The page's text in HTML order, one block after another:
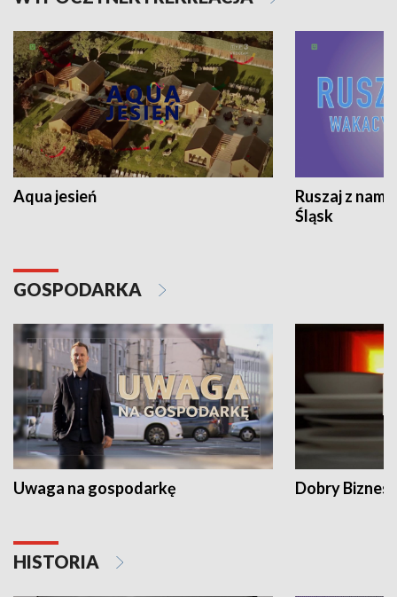
Aqua jesień
Ruszaj z
Śląsk
GOSPODARKA
Uwaga na gospodarkę Dobry Biznes
HISTORIA